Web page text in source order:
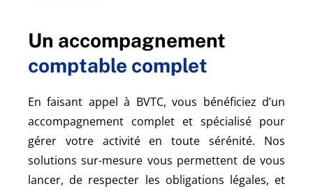
Un accompagnement
comptable complet
En faisant appel à BVTC, vous bénéficiez d’un
accompagnement complet et spécialisé pour
gérer votre activité en toute sérénité. Nos
solutions sur-mesure vous permettent de vous
lancer, de respecter les obligations légales, et